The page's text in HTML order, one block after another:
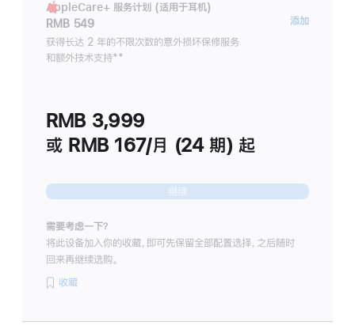
AppleCare+ 服务计划 (适用于耳机)
RMB 549
获得长达 2 年的不限次数的意外损坏保修服务
和额外技术支持脚
**
添加
RMB 3,999
或 RMB 167/月 (24 期) 起
继续
需要考虑一下？
将此设备加入你的收藏，即可先保留全部配置选择，之后随时
回来再继续选购。
收藏